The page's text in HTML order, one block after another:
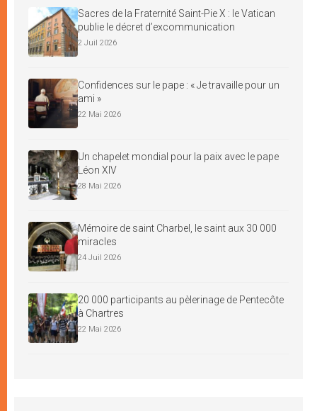
Sacres de la Fraternité Saint-Pie X : le Vatican
publie le décret d’excommunication
2 Juil 2026
Confidences sur le pape : « Je travaille pour un
ami »
22 Mai 2026
Un chapelet mondial pour la paix avec le pape
Léon XIV
28 Mai 2026
Mémoire de saint Charbel, le saint aux 30 000
miracles
24 Juil 2026
20 000 participants au pèlerinage de Pentecôte
à Chartres
22 Mai 2026